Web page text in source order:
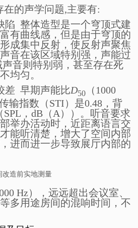
在的声学问题,主要有:
陷 整体造型是一个穹顶式建
有曲线感，但是由于穹顶的
成集中反射，使反射声聚焦
音在该区域特别强，声能过
音则特别弱，甚至存在死
均匀。
差 早期声能比D50（1000
输指数（STI）是0.48，背
SPL，dB（A））。听音要求
举办活动时，近距离语言交
能听清楚，增大了空间内部
进而进一步导致展厅内部的
造前实地测量
Hz），远远超出会议室、
多用途房间的混响时间，不